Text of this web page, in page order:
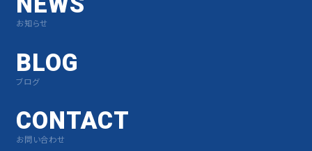
お知らせ
BLOG
ブログ
CONTACT
お問い合わせ